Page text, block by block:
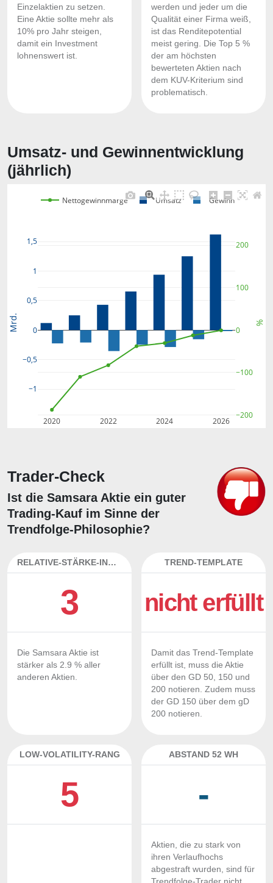
Einzelaktien zu setzen.
Eine Aktie sollte mehr als
10% pro Jahr steigen,
damit ein Investment
lohnenswert ist.
werden und jeder um die
Qualität einer Firma weiß,
ist das Renditepotential
meist gering. Die Top 5 %
der am höchsten
bewerteten Aktien nach
dem KUV-Kriterium sind
problematisch.
Umsatz- und Gewinnentwicklung
(jährlich)
2020 2022 2024 2026
−1
−0,5
0
0,5
1
1,5
−200
−100
0
100
200
Nettogewinnmarge Umsatz Gewinn
Mrd. %
Trader-Check
Ist die Samsara Aktie ein guter
Trading-Kauf im Sinne der
Trendfolge-Philosophie?
RELATIVE-STÄRKE-INDEX
3
Die Samsara Aktie ist
stärker als 2.9 % aller
anderen Aktien.
TREND-TEMPLATE
nicht erfüllt
Damit das Trend-Template
erfüllt ist, muss die Aktie
über den GD 50, 150 und
200 notieren. Zudem muss
der GD 150 über dem gD
200 notieren.
LOW-VOLATILITY-RANG
5
ABSTAND 52 WH
-
Aktien, die zu stark von
ihren Verlaufhochs
abgestraft wurden, sind für